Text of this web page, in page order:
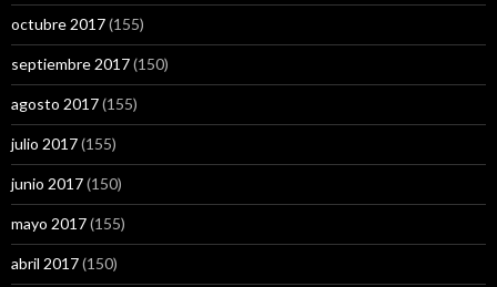
octubre 2017(155)
septiembre 2017(150)
agosto 2017(155)
julio 2017(155)
junio 2017(150)
mayo 2017(155)
abril 2017(150)